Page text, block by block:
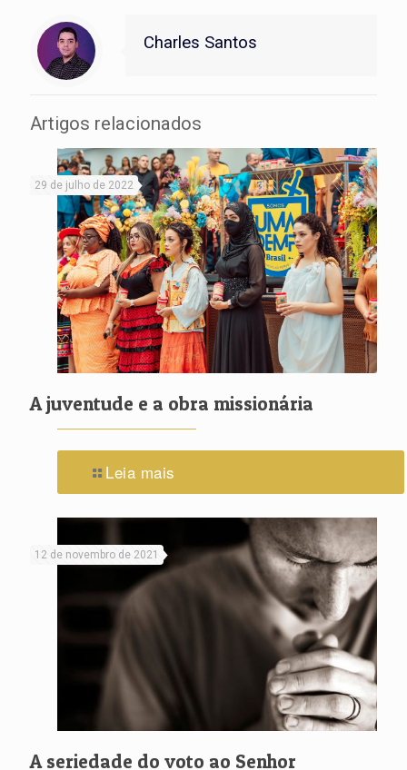
Charles Santos
Artigos relacionados
29 de julho de 2022
A juventude e a obra missionária
Leia mais
12 de novembro de 2021
A seriedade do voto ao Senhor